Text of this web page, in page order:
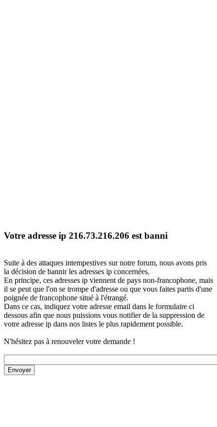
Votre adresse ip 216.73.216.206 est banni
Suite à des attaques intempestives sur notre forum, nous avons pris
la décision de bannir les adresses ip concernées.
En principe, ces adresses ip viennent de pays non-francophone, mais
il se peut que l'on se trompe d'adresse ou que vous faites partis d'une
poignée de francophone situé à l'étrangé.
Dans ce cas, indiquez votre adresse email dans le formulaire ci
dessous afin que nous puissions vous notifier de la suppression de
votre adresse ip dans nos listes le plus rapidement possible.
N'hésitez pas à renouveler votre demande !